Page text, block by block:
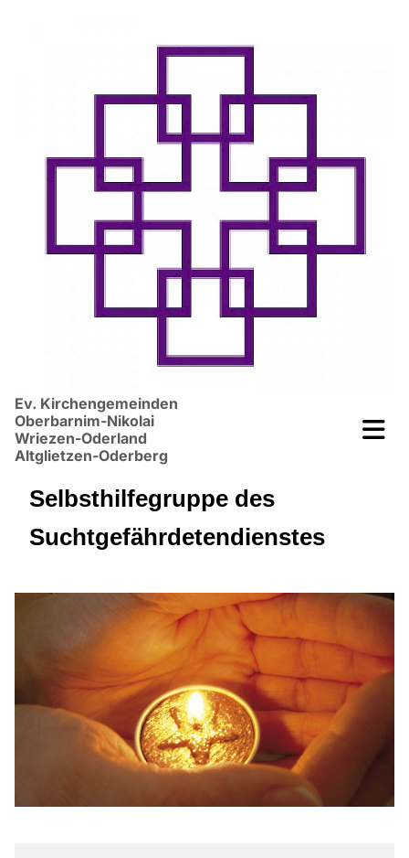
Ev. Kirchengemeinden
Oberbarnim-Nikolai
Wriezen-Oderland
Altglietzen-Oderberg
Selbsthilfegruppe des
Suchtgefährdetendienstes